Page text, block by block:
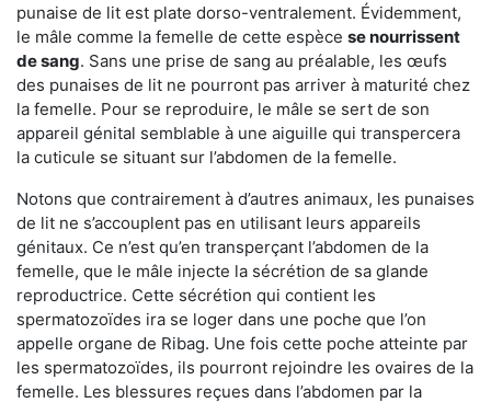
punaise de lit est plate dorso-ventralement. Évidemment,
le mâle comme la femelle de cette espèce se nourrissent
de sang. Sans une prise de sang au préalable, les œufs
des punaises de lit ne pourront pas arriver à maturité chez
la femelle. Pour se reproduire, le mâle se sert de son
appareil génital semblable à une aiguille qui transpercera
la cuticule se situant sur l’abdomen de la femelle.
Notons que contrairement à d’autres animaux, les punaises
de lit ne s’accouplent pas en utilisant leurs appareils
génitaux. Ce n’est qu’en transperçant l’abdomen de la
femelle, que le mâle injecte la sécrétion de sa glande
reproductrice. Cette sécrétion qui contient les
spermatozoïdes ira se loger dans une poche que l’on
appelle organe de Ribag. Une fois cette poche atteinte par
les spermatozoïdes, ils pourront rejoindre les ovaires de la
femelle. Les blessures reçues dans l’abdomen par la